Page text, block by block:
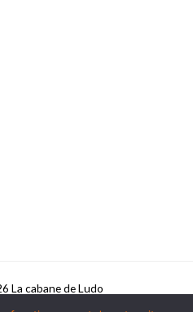
La cabane de Ludo